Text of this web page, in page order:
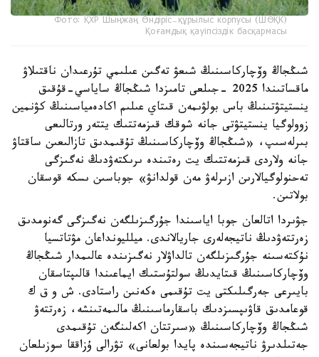
Фото: ҚХР Шыңжаң Өндіріс-құрылыс корпусы (ШӨҚК)
Қоғамдық қауіпсіздік басқармасы
شىڭجاڭ وۆچاركاسىنىڭ شىعۋ تەگىن عىلىمي تۇرعىدان ناقتىلاۋ
ماقساتىندا 2025 -جىلعى تامىزدا شىڭجاڭ ساياسي-قۇقىق
ينستيتۋتىنىڭ باس بولۋىمەن قىتاي عىلىم اكادەمياسىنىڭ كۋنمين
زوولوگيا ينستيتۋتى جانە شوقك قىزمەتتىك يتتەر ورتالىعى
بىرلەسىپ، «شىڭجاڭ وۆچاركاسىنىڭ تۇقىمدىق تازالىعىن ساقتاۋ
جانە ولاردى قىزمەتتىك يت رەتىندە ىرىكتەۋدىڭ نەگىزگى
تەحنولوگيالارىن ازىرلەۋ مەن قولدانۋ» جوباسىن ىسكە قوسقان
بولاتىن.
جۋىردا اتالعان جوبا اياسىندا جۇرگىزىلگەن نەگىزگى گەنومدىق
زەرتتەۋدىڭ ناتيجەلەرى جاريالاندى. ميلليونداعان مۋتاتسيا
نۇكتەسىنە جۇرگىزىلگەن تالداۋلار نەگىزىندە عالىمدار شىڭجاڭ
وۆچاركاسىنىڭ قىتايدىڭ سولتۇستىك ايماعىندا قالىپتاسقان
بايىرعى جەرگىلىكتى يت تۇقىمى ەكەنىن راستادى. ش و ق ك
قوعامدىق قاۋىپسىزدىك باسقارماسىنىڭ مالىمەتىنشە، زەرتتەۋ
شىڭجاڭ وۆچاركاسىنىڭ «سىرتتان اكەلىنگەن تۇقىمدى
جەتىلدىرۋ ناتيجەسىندە پايدا بولعانى» تۋرالى ۇزاققا سوزىلعان